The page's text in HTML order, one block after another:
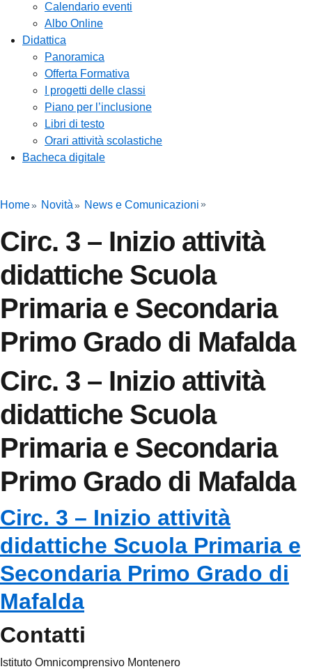
Calendario eventi
Albo Online
Didattica
Panoramica
Offerta Formativa
I progetti delle classi
Piano per l’inclusione
Libri di testo
Orari attività scolastiche
Bacheca digitale
Home
Novità News e Comunicazioni
Circ. 3 – Inizio attività
didattiche Scuola
Primaria e Secondaria
Primo Grado di Mafalda
Circ. 3 – Inizio attività
didattiche Scuola
Primaria e Secondaria
Primo Grado di Mafalda
Circ. 3 – Inizio attività
didattiche Scuola Primaria e
Secondaria Primo Grado di
Mafalda
Contatti
Istituto Omnicomprensivo Montenero